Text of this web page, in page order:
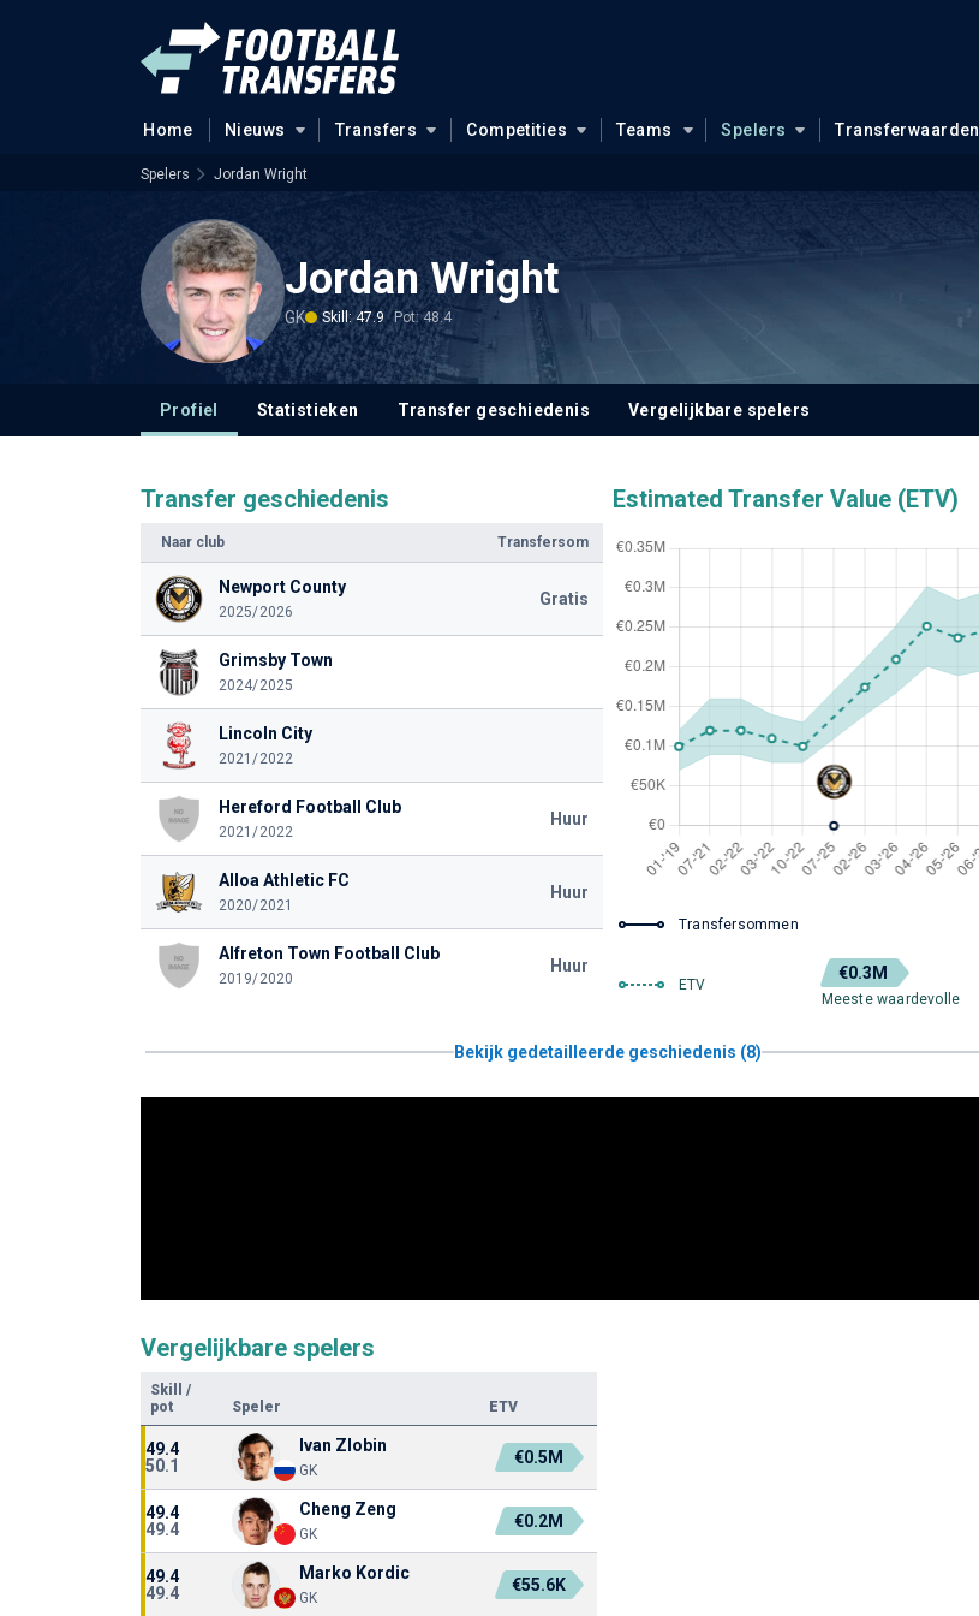
Home Nieuws Transfers Competities Teams Spelers Transferwaarden
Spelers Jordan Wright
Jordan Wright
GK Skill: 47.9 Pot: 48.4
Profiel Statistieken Transfer geschiedenis Vergelijkbare spelers
Transfer geschiedenis
Naar club Transfersom
Newport County
2025/2026
Gratis
Grimsby Town
2024/2025
Lincoln City
2021/2022
Hereford Football Club
2021/2022
Huur
Alloa Athletic FC
2020/2021
Huur
Alfreton Town Football Club
2019/2020
Huur
Estimated Transfer Value (ETV)
Transfersommen
ETV
€0.3M
Meeste waardevolle
Bekijk gedetailleerde geschiedenis (8)
Vergelijkbare spelers
Skill
/
pot
Speler ETV
49.4
50.1
Ivan Zlobin
GK
€0.5M
49.4
49.4
Cheng Zeng
GK
€0.2M
49.4
49.4
Marko Kordic
GK
€55.6K